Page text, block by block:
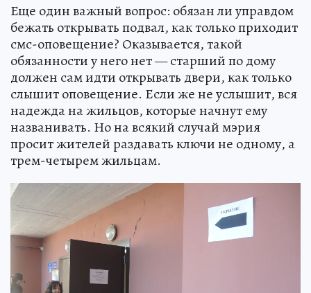
Еще один важный вопрос: обязан ли управдом
бежать открывать подвал, как только приходит
смс-оповещение? Оказывается, такой
обязанности у него нет — старший по дому
должен сам идти открывать двери, как только
слышит оповещение. Если же не услышит, вся
надежда на жильцов, которые начнут ему
названивать. Но на всякий случай мэрия
просит жителей раздавать ключи не одному, а
трем-четырем жильцам.